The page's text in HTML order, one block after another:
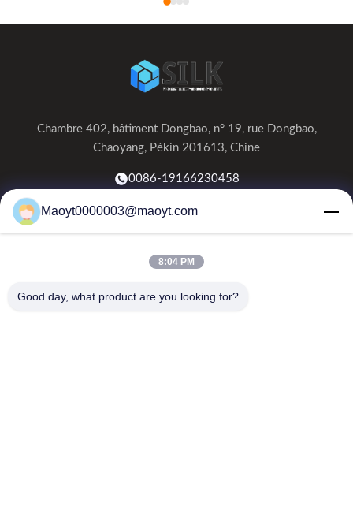
Chambre 402, bâtiment Dongbao, n° 19, rue Dongbao,
Chaoyang, Pékin 201613, Chine
0086-19166230458
kf@maoyt.com
À Propos De NousProduits
Maoyt0000003@maoyt.com
8:04 PM
Good day, what product are you looking for?